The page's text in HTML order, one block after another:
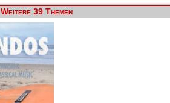
Weitere 39 Themen